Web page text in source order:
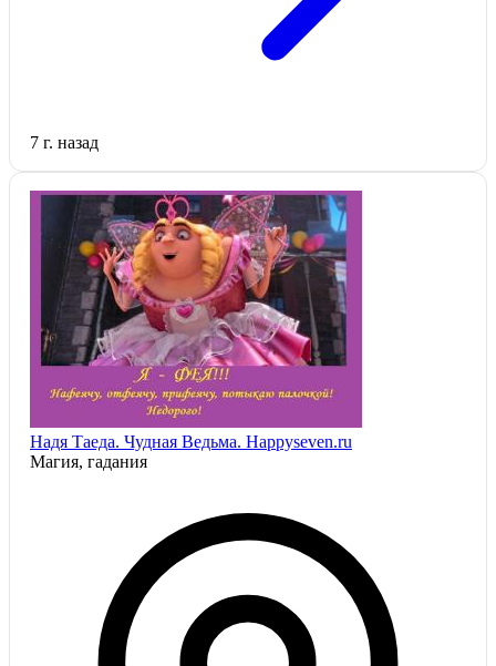
7 г. назад
Надя Таеда. Чудная Ведьма. Happyseven.ru
Магия, гадания